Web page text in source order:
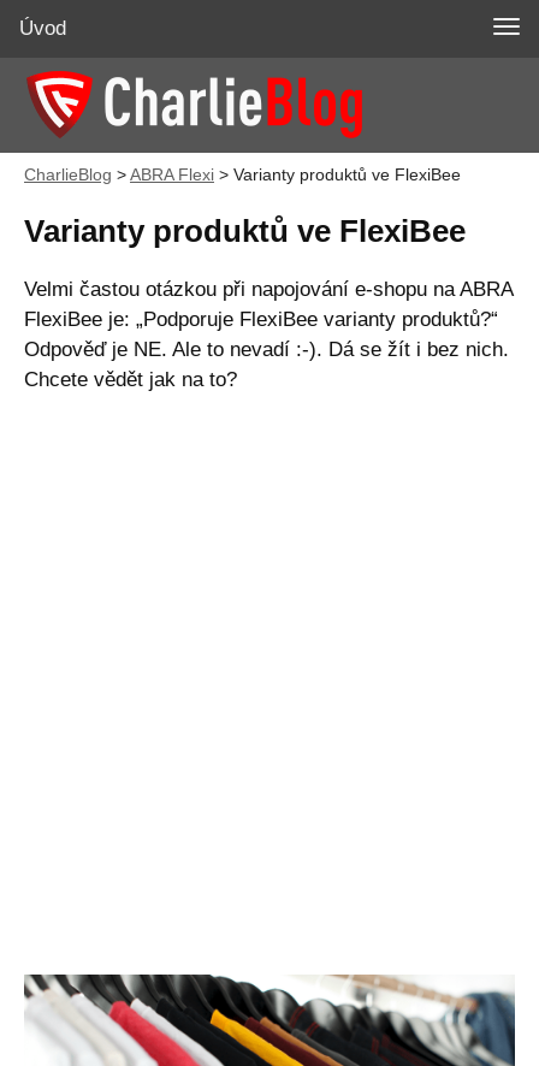
CharlieBlog >ABRA Flexi > Varianty produktů ve FlexiBee
Varianty produktů ve FlexiBee
Velmi častou otázkou při napojování e-shopu na ABRA
FlexiBee je: „Podporuje FlexiBee varianty produktů?“
Odpověď je NE. Ale to nevadí :-). Dá se žít i bez nich.
Chcete vědět jak na to?
Úvod